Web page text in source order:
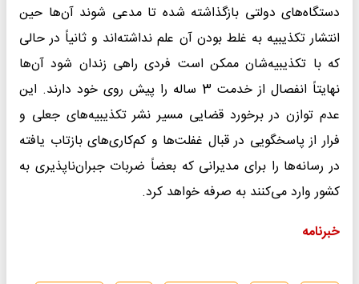
دستگاه‌های دولتی بازگذاشته شده تا مدعی شوند آن‌ها حین
انتشار تکذیبیه به غلط بودن آن علم نداشته‌اند و ثانیاً در حالی
که با تکذیبیه‌شان ممکن است فردی راهی زندان شود آن‌ها
نهایتاً انفصال از خدمت 3 ساله را پیش‌ روی خود دارند. این
عدم توازن در برخورد قضایی مسیر نشر تکذیبیه‌های جعلی و
فرار از پاسخگویی در قبال غفلت‌ها و کم‌کاری‌های بازتاب یافته
در رسانه‌ها را برای مدیرانی که بعضاً ضربات جبران‌ناپذیری به
کشور وارد می‌کنند به صرفه خواهد کرد.
خبرنامه